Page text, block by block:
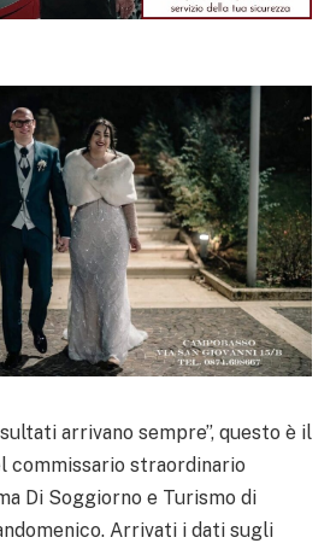
arrivano sempre”, questo è il
commissario straordinario
Di Soggiorno e Turismo di
Arrivati i dati sugli